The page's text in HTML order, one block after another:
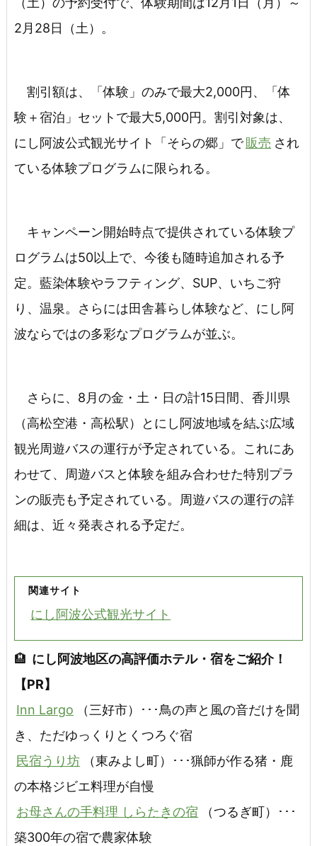
2月28日（土）。
割引額は、「体験」のみで最大2,000円、「体
験＋宿泊」セットで最大5,000円。割引対象は、
にし阿波公式観光サイト「そらの郷」で 販売 され
ている体験プログラムに限られる。
キャンペーン開始時点で提供されている体験プ
ログラムは50以上で、今後も随時追加される予
定。藍染体験やラフティング、SUP、いちご狩
り、温泉。さらには田舎暮らし体験など、にし阿
波ならではの多彩なプログラムが並ぶ。
さらに、8月の金・土・日の計15日間、香川県
（高松空港・高松駅）とにし阿波地域を結ぶ広域
観光周遊バスの運行が予定されている。これにあ
わせて、周遊バスと体験を組み合わせた特別プラ
ンの販売も予定されている。周遊バスの運行の詳
細は、近々発表される予定だ。
関連サイト
にし阿波公式観光サイト
🏨 にし阿波地区の高評価ホテル・宿をご紹介！
【PR】
Inn Largo
（三好市）･･･鳥の声と風の音だけを聞
き、ただゆっくりとくつろぐ宿
民宿うり坊
（東みよし町）･･･猟師が作る猪・鹿
の本格ジビエ料理が自慢
お母さんの手料理 しらたきの宿
（つるぎ町）･･･
築300年の宿で農家体験